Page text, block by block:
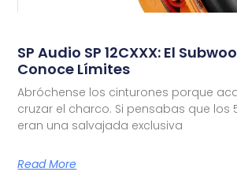
SP Audio SP 12CXXX: El
Conoce Límites
Abróchense los cinturones porque
cruzar el charco. Si pensabas que los
eran una salvajada exclusiva
Read More